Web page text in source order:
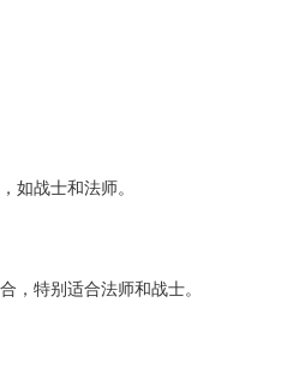
战士和法师。
特别适合法师和战士。